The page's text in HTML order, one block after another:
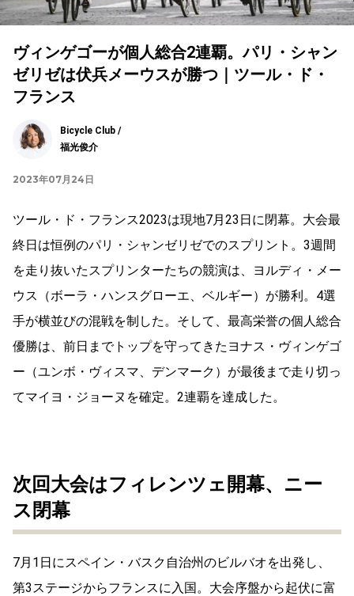
ヴィンゲゴーが個人総合2連覇。パリ・シャン
ゼリゼは伏兵メーウスが勝つ｜ツール・ド・
フランス
Bicycle Club /
福光俊介
2023年07月24日
ツール・ド・フランス2023は現地7月23日に閉幕。大会最
終日は恒例のパリ・シャンゼリゼでのスプリント。3週間
を走り抜いたスプリンターたちの競演は、ヨルディ・メー
ウス（ボーラ・ハンスグローエ、ベルギー）が勝利。4選
手が横並びの混戦を制した。そして、最高栄誉の個人総合
優勝は、前日までトップを守ってきたヨナス・ヴィンゲゴ
ー（ユンボ・ヴィスマ、デンマーク）が最後まで走り切っ
てマイヨ・ジョーヌを確定。2連覇を達成した。
次回大会はフィレンツェ開幕、ニー
ス閉幕
7月1日にスペイン・バスク自治州のビルバオを出発し、
第3ステージからフランスに入国。大会序盤から起伏に富